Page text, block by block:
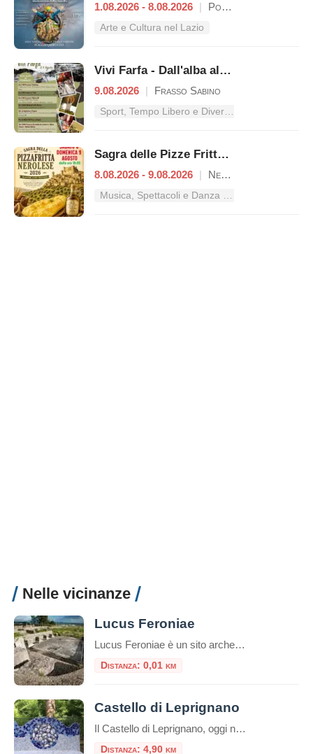
1.08.2026 - 8.08.2026 | Poggio Mirteto
Arte e Cultura nel Lazio
Vivi Farfa - Dall'alba al tramonto
9.08.2026 | Frasso Sabino
Sport, Tempo Libero e Divertimento nel Lazio
Sagra delle Pizze Fritte Nerolesi
8.08.2026 - 9.08.2026 | Nerola
Musica, Spettacoli e Danza nel Lazio
Nelle vicinanze
Lucus Feroniae
Lucus Feroniae è un sito archeologico collocato sull'antica via Tiberina vicino al casello autostradale della A1 Roma-Milano che sorge su una piattaforma di travertino, di origini molto antiche così come antichissime sono le origini del culto della d
Distanza: 0,01 km
Castello di Leprignano
Il Castello di Leprignano, oggi noto come Palazzo dei Monaci, è un affascinante esempio di architettura medievale situato nel cuore dell’attuale Capena, in provincia di Roma. Le sue origini risalgono all’Alto Medioevo, con la prima menzione storica in una bolla papale di Gregorio VII del 1081, in cui il castello veniva donato ai monaci di […]
Distanza: 4,90 km